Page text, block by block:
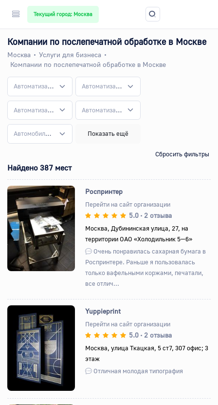
Текущий город: Москва
Компании по послепечатной обработке в Москве
Москва
Услуги для бизнеса
Компании по послепечатной обработке в Москве
Автоматизация бизнес-процессов Автоматизация и внедрение систем
Автоматизация общепита Автоматизация торговли
Автомобилестроение Показать ещё
Сбросить фильтры
Найдено 387 мест
Назад Вперед
Роспринтер
Перейти на сайт организации
5.0 • 2 отзыва
Москва, Дубининская улица, 27, на
территории ОАО «Холодильник 5—6»
Очень понравилась сахарная бумага в
Роспринтере. Раньше я пользовалась
только вафельными коржами, печатали,
все отлич...
Назад Вперед
Yuppieprint
Перейти на сайт организации
5.0 • 2 отзыва
Москва, улица Ткацкая, 5 ст7, 307 офис; 3
этаж
Отличная молодая типография